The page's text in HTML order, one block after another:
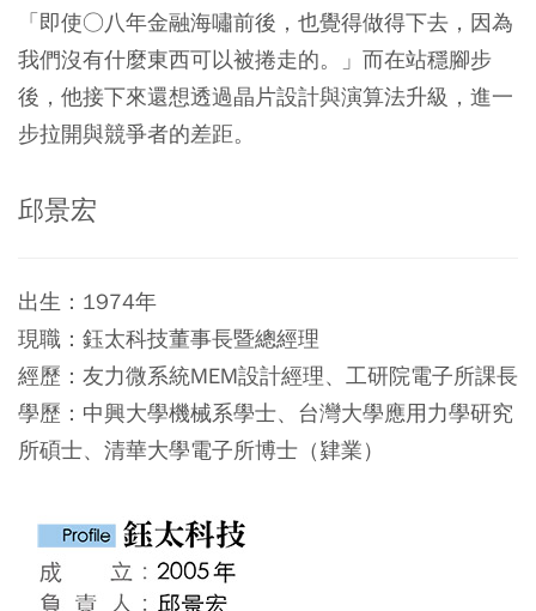
「即使○八年金融海嘯前後，也覺得做得下去，因為
我們沒有什麼東西可以被捲走的。」而在站穩腳步
後，他接下來還想透過晶片設計與演算法升級，進一
步拉開與競爭者的差距。
邱景宏
出生：1974年
現職：鈺太科技董事長暨總經理
經歷：友力微系統MEM設計經理、工研院電子所課長
學歷：中興大學機械系學士、台灣大學應用力學研究
所碩士、清華大學電子所博士（肄業）